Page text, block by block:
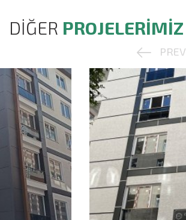
DİĞER PROJELERİMİZ
PREV